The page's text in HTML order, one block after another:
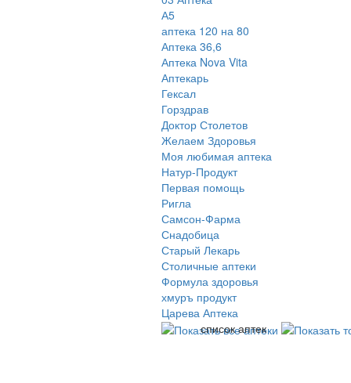
А5
аптека 120 на 80
Аптека 36,6
Аптека Nova Vita
Аптекарь
Гексал
Горздрав
Доктор Столетов
Желаем Здоровья
Моя любимая аптека
Натур-Продукт
Первая помощь
Ригла
Самсон-Фарма
Снадобица
Старый Лекарь
Столичные аптеки
Формула здоровья
хмуръ продукт
Царева Аптека
список аптек